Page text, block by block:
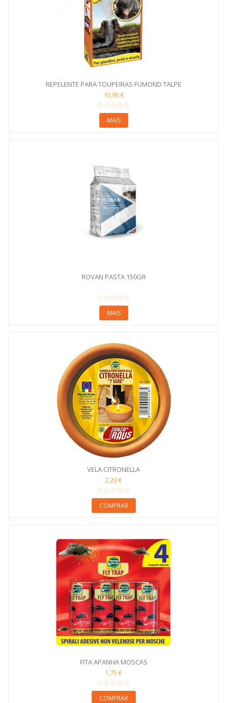
REPELENTE PARA TOUPEIRAS FUMOND TALPE
10,95 €
MAIS
ROVAN PASTA 150GR
MAIS
VELA CITRONELLA
2,20 €
COMPRAR
FITA APANHA MOSCAS
1,75 €
COMPRAR